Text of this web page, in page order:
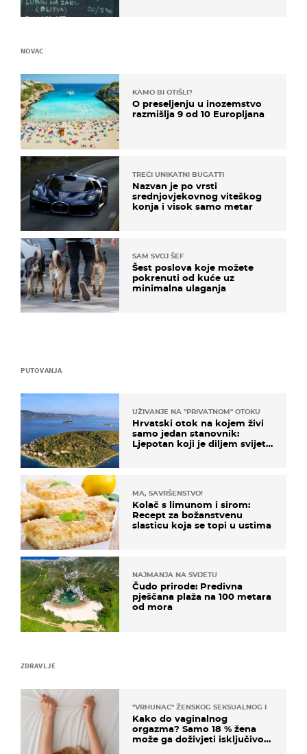
ZDRAVLJE
"VRHUNAC" ŽENSKOG SEKSUALNOG ISKUSTVA
Kako do vaginalnog
orgazma? Samo 18 % žena
može ga doživjeti isključivo
PUTOVANJA
UŽIVANJE NA "PRIVATNOM" OTOKU
Hrvatski otok na kojem živi
samo jedan stanovnik:
Ljepotan koji je diljem svijeta
MA, SAVRŠENSTVO!
Kolač s limunom i sirom:
Recept za božanstvenu
slasticu koja se topi u ustima
NAJMANJA NA SVIJETU
Čudo prirode: Predivna
pješčana plaža na 100 metara
od mora
NOVAC
KAMO BI OTIŠLI?
O preseljenju u inozemstvo
razmišlja 9 od 10 Europljana
TREĆI UNIKATNI BUGATTI
Nazvan je po vrsti
srednjovjekovnog viteškog
konja i visok samo metar
SAM SVOJ ŠEF
Šest poslova koje možete
pokrenuti od kuće uz
minimalna ulaganja